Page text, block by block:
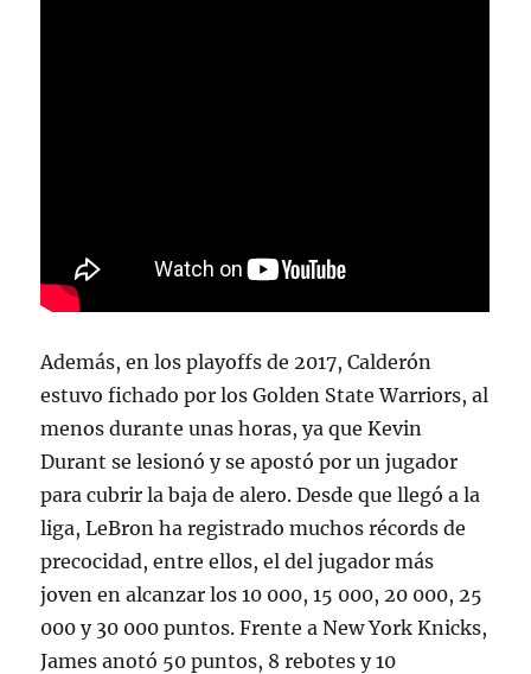
Además, en los playoffs de 2017, Calderón
estuvo fichado por los Golden State Warriors, al
menos durante unas horas, ya que Kevin
Durant se lesionó y se apostó por un jugador
para cubrir la baja de alero. Desde que llegó a la
liga, LeBron ha registrado muchos récords de
precocidad, entre ellos, el del jugador más
joven en alcanzar los 10 000, 15 000, 20 000, 25
000 y 30 000 puntos. Frente a New York Knicks,
James anotó 50 puntos, 8 rebotes y 10